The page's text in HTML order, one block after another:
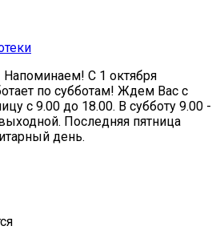
С 1 октября
по субботам! Ждем Вас с
с 9.00 до 18.00. В субботу 9.00 -
Последняя пятница
день.